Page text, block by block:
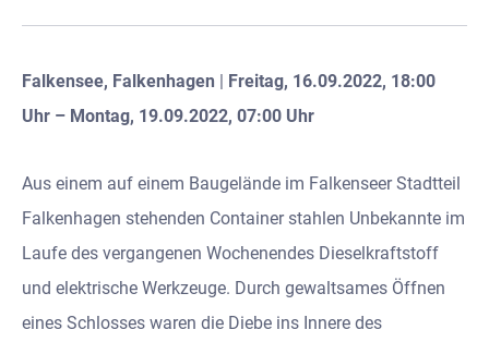
Falkensee, Falkenhagen
Freitag, 16.09.2022, 18:00
Uhr – Montag, 19.09.2022, 07:00 Uhr
Aus einem auf einem Baugelände im Falkenseer Stadtteil
Falkenhagen stehenden Container stahlen Unbekannte im
Laufe des vergangenen Wochenendes Dieselkraftstoff
und elektrische Werkzeuge. Durch gewaltsames Öffnen
eines Schlosses waren die Diebe ins Innere des